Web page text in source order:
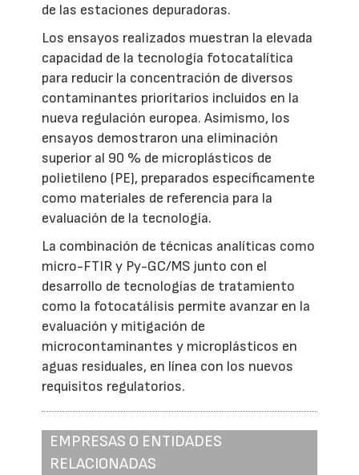
de las estaciones depuradoras.
Los ensayos realizados muestran la elevada
capacidad de la tecnología fotocatalítica
para reducir la concentración de diversos
contaminantes prioritarios incluidos en la
nueva regulación europea. Asimismo, los
ensayos demostraron una eliminación
superior al 90 % de microplásticos de
polietileno (PE), preparados específicamente
como materiales de referencia para la
evaluación de la tecnología.
La combinación de técnicas analíticas como
micro-FTIR y Py-GC/MS junto con el
desarrollo de tecnologías de tratamiento
como la fotocatálisis permite avanzar en la
evaluación y mitigación de
microcontaminantes y microplásticos en
aguas residuales, en línea con los nuevos
requisitos regulatorios.
EMPRESAS O ENTIDADES
RELACIONADAS